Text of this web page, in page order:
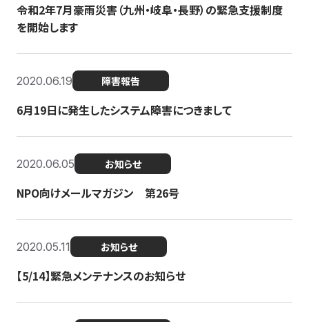
令和2年7月豪雨災害（九州・岐阜・長野）の緊急支援制度
を開始します
2020.06.19 障害報告
6月19日に発生したシステム障害につきまして
2020.06.05 お知らせ
NPO向けメールマガジン 第26号
2020.05.11 お知らせ
【5/14】緊急メンテナンスのお知らせ